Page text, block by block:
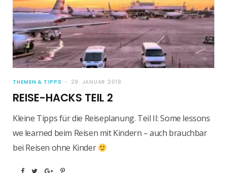
THEMEN & TIPPS 29. JANUAR 2019
REISE-HACKS TEIL 2
Kleine Tipps für die Reiseplanung. Teil II: Some lessons
we learned beim Reisen mit Kindern – auch brauchbar
bei Reisen ohne Kinder